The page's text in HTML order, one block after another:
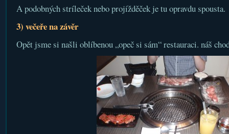
A podobných stríleček nebo projížděček je tu opravdu spousta.
3) večeře na závěr
Opět jsme si našli oblíbenou „opeč si sám“ restauraci. náš